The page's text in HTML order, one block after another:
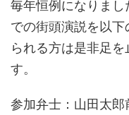
毎年恒例になりま
での街頭演説を以
られる方は是非足
す。
参加弁士：山田太